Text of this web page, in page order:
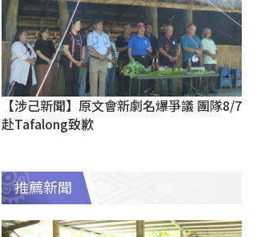
【涉己新聞】原文會新劇名爆爭議 團隊8/7
赴Tafalong致歉
推薦新聞